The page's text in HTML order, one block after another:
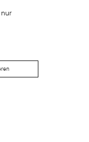
nur